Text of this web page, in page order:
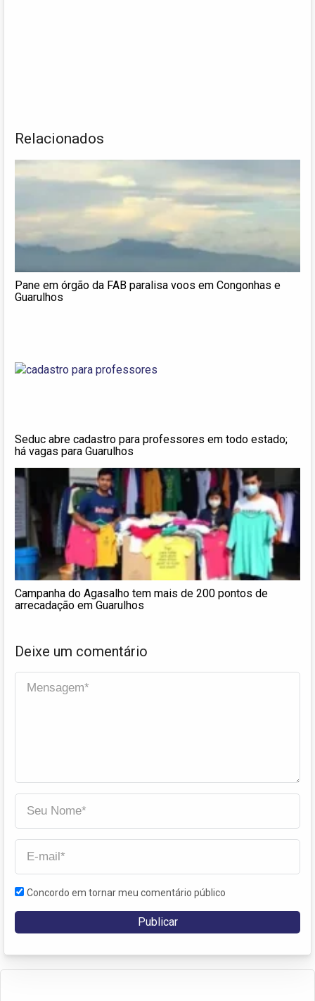
Relacionados
Pane em órgão da FAB paralisa voos em Congonhas e
Guarulhos
Seduc abre cadastro para professores em todo estado;
há vagas para Guarulhos
Campanha do Agasalho tem mais de 200 pontos de
arrecadação em Guarulhos
Deixe um comentário
Concordo em tornar meu comentário público